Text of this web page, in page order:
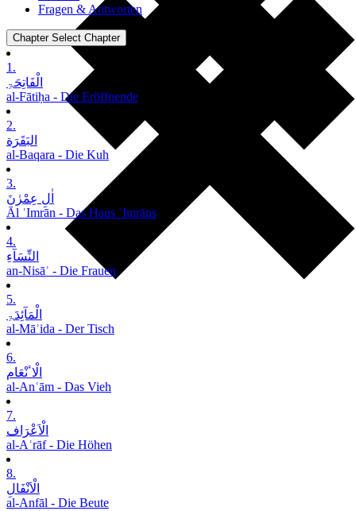
Fragen & Antworten
Chapter Select Chapter
1.
الْفَاتِحَۃِ
al-Fātiḥa - Die Eröffnende
2.
البَقَرَة
al-Baqara - Die Kuh
3.
اٰلِ عِمْرٰنَ
Āl ʿImrān - Das Haus ʿImrāns
4.
النِّسَآءِ
an-Nisāʾ - Die Frauen
5.
الْمَآئِدَۃِ
al-Māʾida - Der Tisch
6.
الْاٴنْعَام
al-Anʿām - Das Vieh
7.
الْاَعْرَاف
al-Aʿrāf - Die Höhen
8.
الْاَنْفَالِ
al-Anfāl - Die Beute